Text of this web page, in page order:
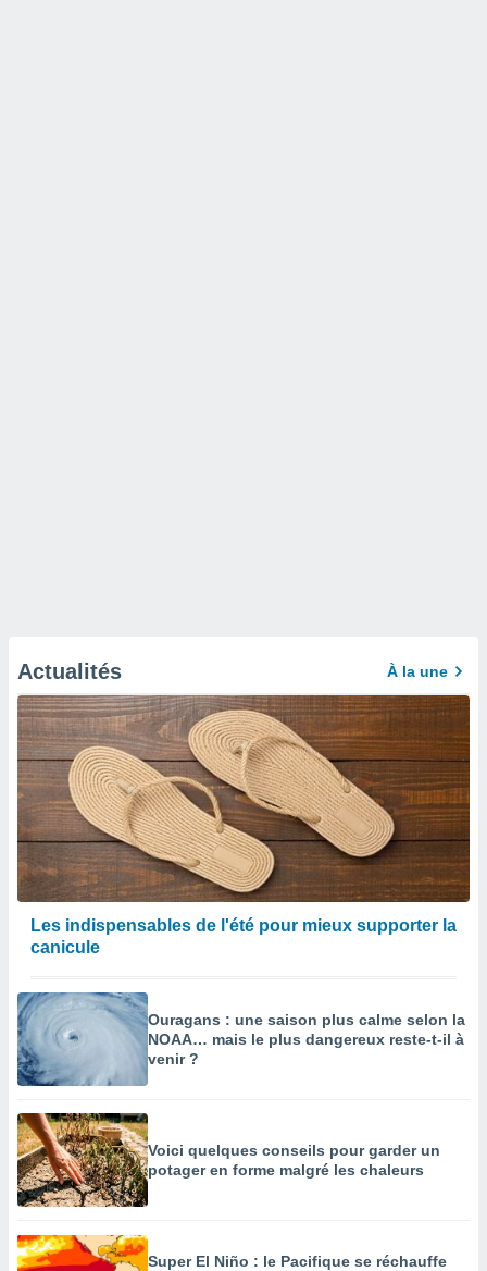
Actualités À la une
Les indispensables de l'été pour mieux supporter la
canicule
Ouragans : une saison plus calme selon la
NOAA… mais le plus dangereux reste-t-il à
venir ?
Voici quelques conseils pour garder un
potager en forme malgré les chaleurs
Super El Niño : le Pacifique se réchauffe